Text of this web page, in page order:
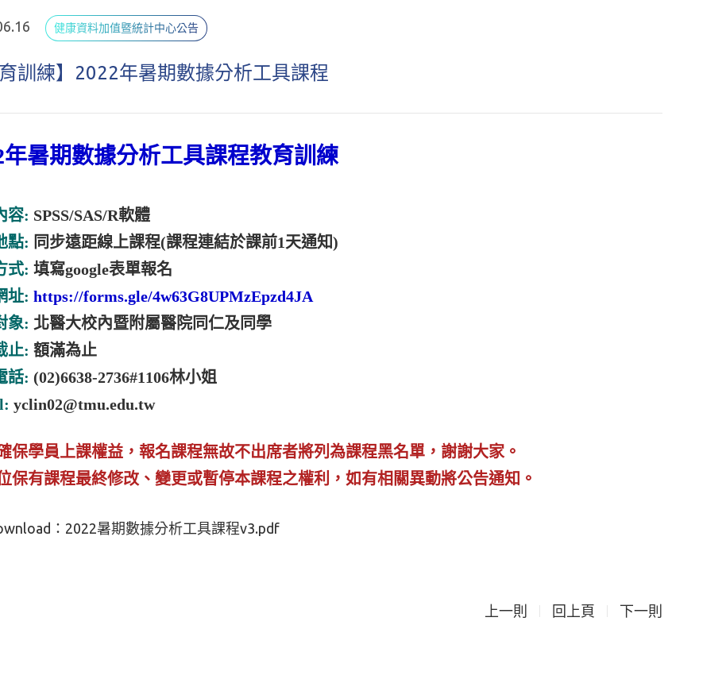
健康資料加值暨統計中心公告
育訓練】2022年暑期數據分析工具課程
年暑期數據分析工具課程教育訓練
容: SPSS/SAS/R軟體
點: 同步遠距線上課程(課程連結於課前1天通知)
式: 填寫google表單報名
址: https://forms.gle/4w63G8UPMzEpzd4JA
象: 北醫大校內暨附屬醫院同仁及同學
止: 額滿為止
話: (02)6638-2736#1106林小姐
yclin02@tmu.edu.tw
保學員上課權益，報名課程無故不出席者將列為課程黑名單，謝謝大家。
保有課程最終修改、變更或暫停本課程之權利，如有相關異動將公告通知。
： 2022暑期數據分析工具課程v3.pdf
上一則 回上頁 下一則